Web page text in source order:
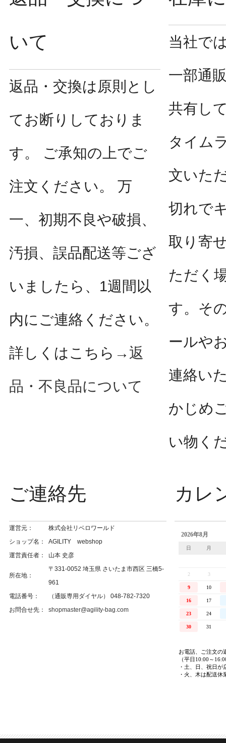
いて
返品・交換は原則とし
てお断りしておりま
す。 ご承知の上でご
注文ください。 万
一、初期不良や破損、
汚損、誤品配送等ござ
いましたら、1週間以
内にご連絡ください。
詳しくはこちら→ 返
品・不良品について
当社で
一部通
共有し
タイム
文いた
切れで
取り寄
ただく
す。そ
ールや
連絡い
かじめ
い物く
ご連絡先
運営元：
株式会社リベロワールド
ショップ名：
AGILITY webshop
運営責任者：
山本 史彦
所在地：
〒331-0052 埼玉県 さいたま市西区 三橋5-
961
電話番号：
（通販専用ダイヤル） 048-782-7320
お問合せ先：
shopmaster@agility-bag.com
カレ